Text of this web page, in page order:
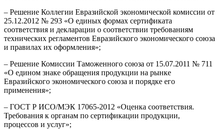
– Решение Коллегии Евразийской экономической комиссии от
25.12.2012 № 293 «О единых формах сертификата
соответствия и декларации о соответствии требованиям
технических регламентов Евразийского экономического союза
и правилах их оформления»;
– Решение Комиссии Таможенного союза от 15.07.2011 № 711
«О едином знаке обращения продукции на рынке
Евразийского экономического союза и порядке его
применения»;
– ГОСТ Р ИСО/МЭК 17065-2012 «Оценка соответствия.
Требования к органам по сертификации продукции,
процессов и услуг»;